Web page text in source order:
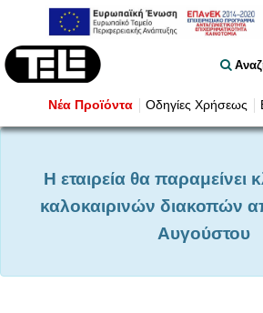
Νέα Προϊόντα Οδηγίες Χρήσεως
Η εταιρεία θα παραμείνει
καλοκαιρινών διακοπών
Αυγούστου